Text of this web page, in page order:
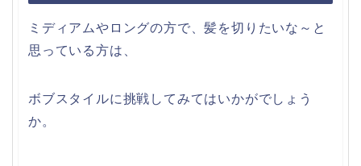
ミディアムやロングの方で、髪を切りたいな～と
思っている方は、
ボブスタイルに挑戦してみてはいかがでしょう
か。